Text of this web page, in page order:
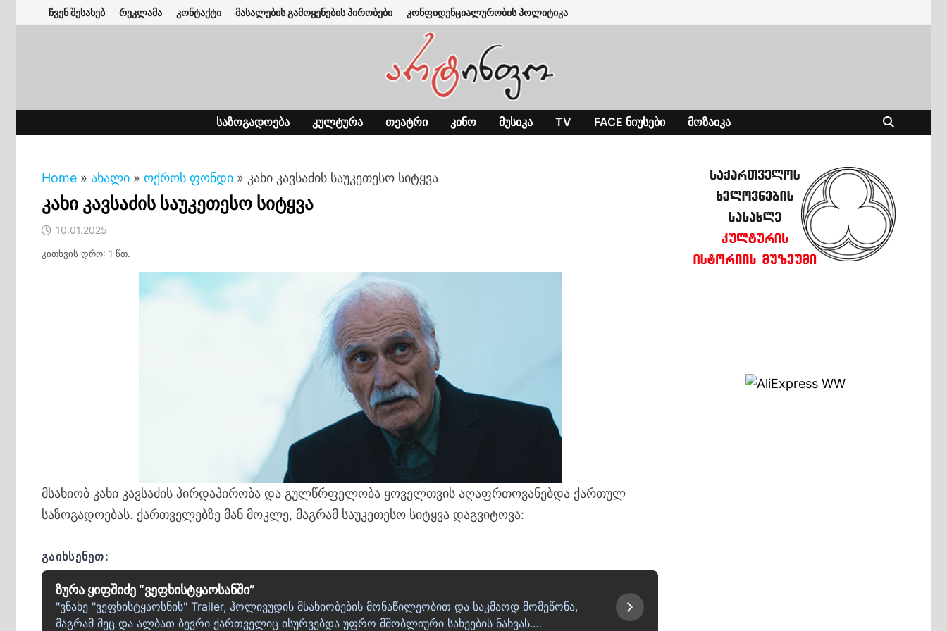
to
ჩვენ შესახებ რეკლამა კონტაქტი მასალების გამოყენების პირობები კონფიდენციალურობის პოლიტიკა
ᲡᲐᲖᲝᲒᲐᲓᲝᲔᲑᲐ ᲙᲣᲚᲢᲣᲠᲐ ᲗᲔᲐᲢᲠᲘ ᲙᲘᲜᲝ ᲛᲣᲡᲘᲙᲐ TV FACE ᲜᲘᲣᲡᲔᲑᲘ ᲛᲝᲖᲐᲘᲙᲐ
Home » ახალი » ოქროს ფონდი » კახი კავსაძის საუკეთესო სიტყვა
კახი კავსაძის საუკეთესო სიტყვა
10.01.2025
კითხვის დრო: 1 წთ.
მსახიობ კახი კავსაძის პირდაპირობა და გულწრფელობა ყოველთვის აღაფრთოვანებდა ქართულ
საზოგადოებას. ქართველებზე მან მოკლე, მაგრამ საუკეთესო სიტყვა დაგვიტოვა:
ᲒᲐᲘᲮᲡᲔᲜᲔᲗ:
ზურა ყიფშიძე “ვეფხისტყაოსანში”
"ვნახე "ვეფხისტყაოსნის" Trailer, ჰოლივუდის მსახიობების მონაწილეობით და საკმაოდ მომეწონა,
მაგრამ მეც და ალბათ ბევრი ქართველიც ისურვებდა უფრო მშობლიური სახეების ნახვას.…